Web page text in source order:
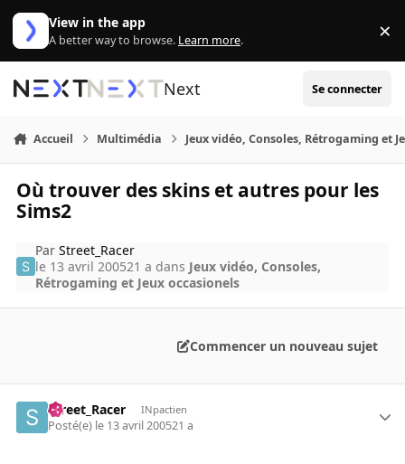
Aller au contenu
View in the app
A better way to browse. Learn more. ×
Next Se connecter
Accueil Multimédia Jeux vidéo, Consoles, Rétrogaming et
Où trouver des skins et autres pour les
Sims2
ParStreet_Racer
le 13 avril 200521 a dans Jeux vidéo, Consoles,
Rétrogaming et Jeux occasionels
Commencer un nouveau sujet
Street_Racer INpactien
Posté(e) le 13 avril 200521 a